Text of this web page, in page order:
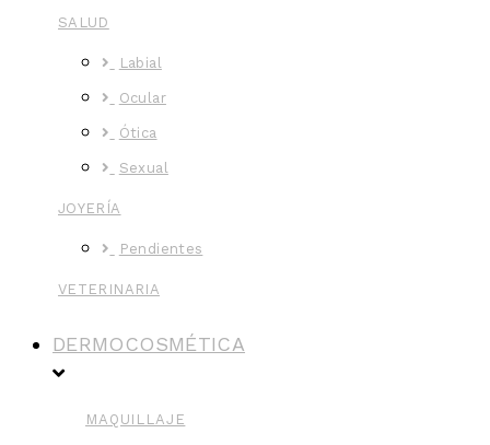
SALUD
Labial
Ocular
Ótica
Sexual
JOYERÍA
Pendientes
VETERINARIA
DERMOCOSMÉTICA
MAQUILLAJE